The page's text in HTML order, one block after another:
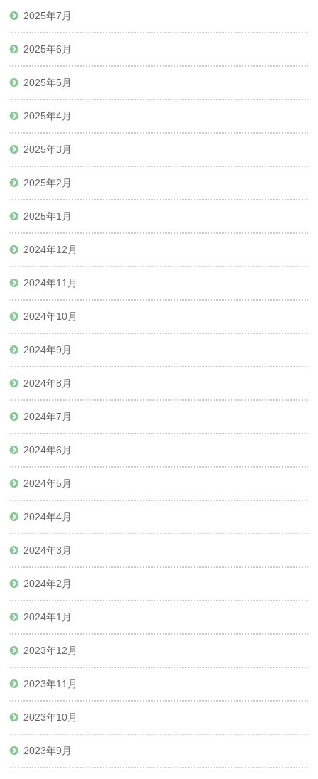
2025年7月
2025年6月
2025年5月
2025年4月
2025年3月
2025年2月
2025年1月
2024年12月
2024年11月
2024年10月
2024年9月
2024年8月
2024年7月
2024年6月
2024年5月
2024年4月
2024年3月
2024年2月
2024年1月
2023年12月
2023年11月
2023年10月
2023年9月